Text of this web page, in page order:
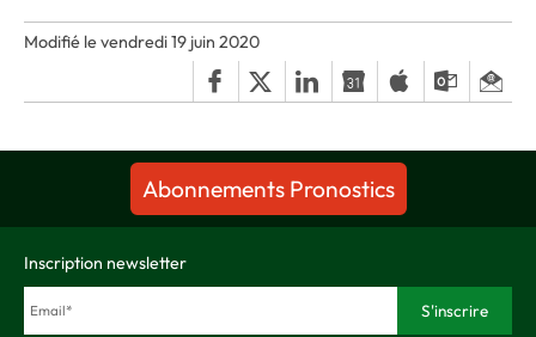
Modifié le vendredi 19 juin 2020
Abonnements Pronostics
Inscription newsletter